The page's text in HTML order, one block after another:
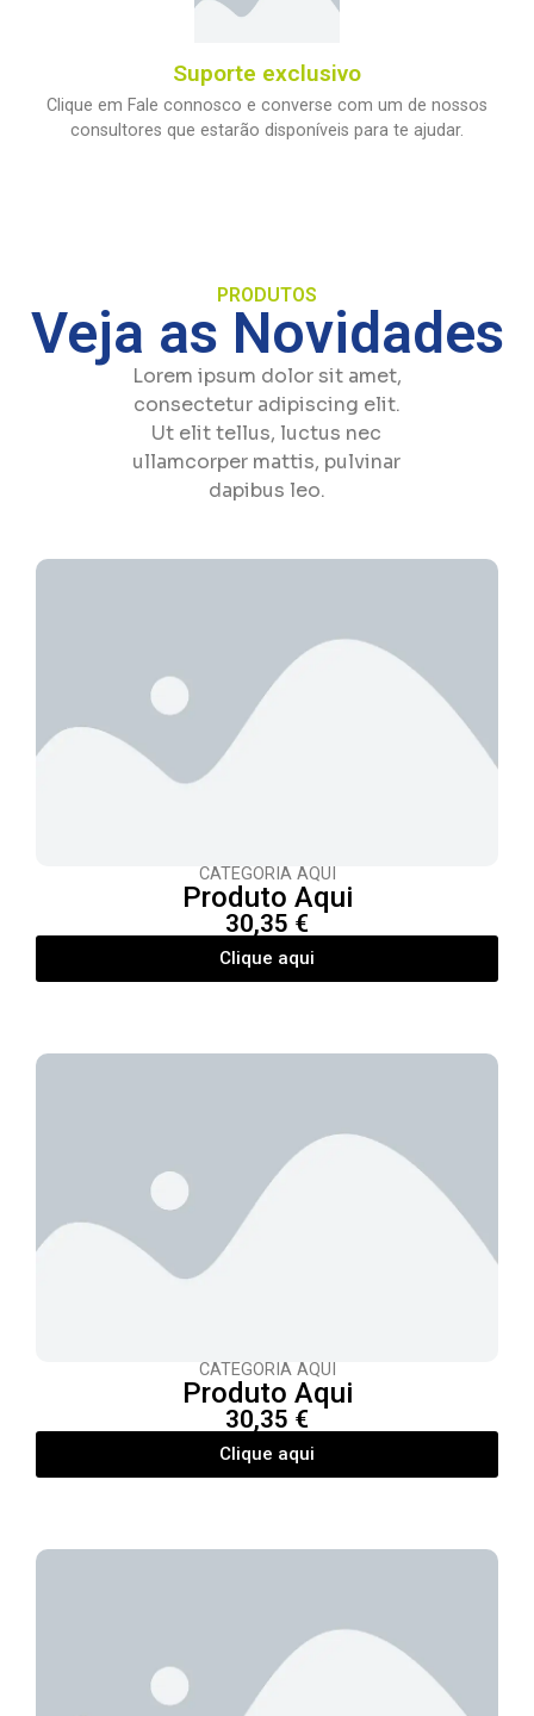
Suporte exclusivo
Clique em Fale connosco e converse com um de nossos
consultores que estarão disponíveis para te ajudar.
PRODUTOS
Veja as Novidades
Lorem ipsum dolor sit amet,
consectetur adipiscing elit.
Ut elit tellus, luctus nec
ullamcorper mattis, pulvinar
dapibus leo.
CATEGORIA AQUI
Produto Aqui
30,35 €
Clique aqui
CATEGORIA AQUI
Produto Aqui
30,35 €
Clique aqui